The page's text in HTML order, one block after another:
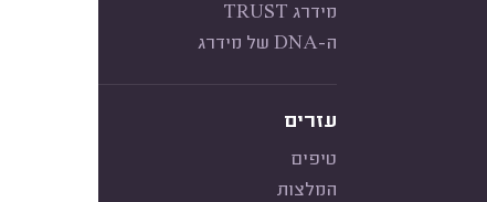
מידרג TRUST
ה-DNA של מידרג
עזרים
טיפים
המלצות